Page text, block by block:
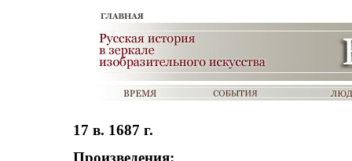
17 в. 1687 г.
Произведения: